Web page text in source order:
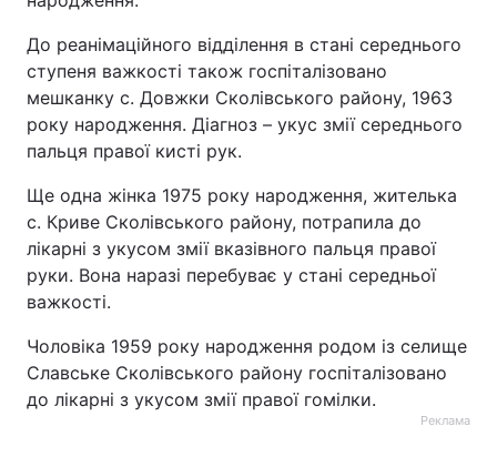
Тема оформлення
До реанімаційного відділення в стані середнього
ступеня важкості також госпіталізовано
мешканку с. Довжки Сколівського району, 1963
року народження. Діагноз – укус змії середнього
пальця правої кисті рук.
Ще одна жінка 1975 року народження, жителька
с. Криве Сколівського району, потрапила до
лікарні з укусом змії вказівного пальця правої
руки. Вона наразі перебуває у стані середньої
важкості.
Чоловіка 1959 року народження родом із селище
Славське Сколівського району госпіталізовано
до лікарні з укусом змії правої гомілки.
Реклама